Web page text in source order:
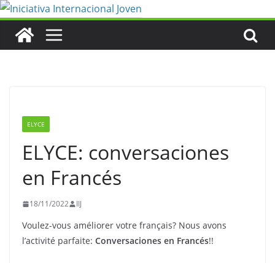
Saltar
contenido
ELYCE
ELYCE: conversaciones
en Francés
18/11/2022 IIJ
Voulez-vous améliorer votre français? Nous avons
l’activité parfaite: Conversaciones en Francés!!